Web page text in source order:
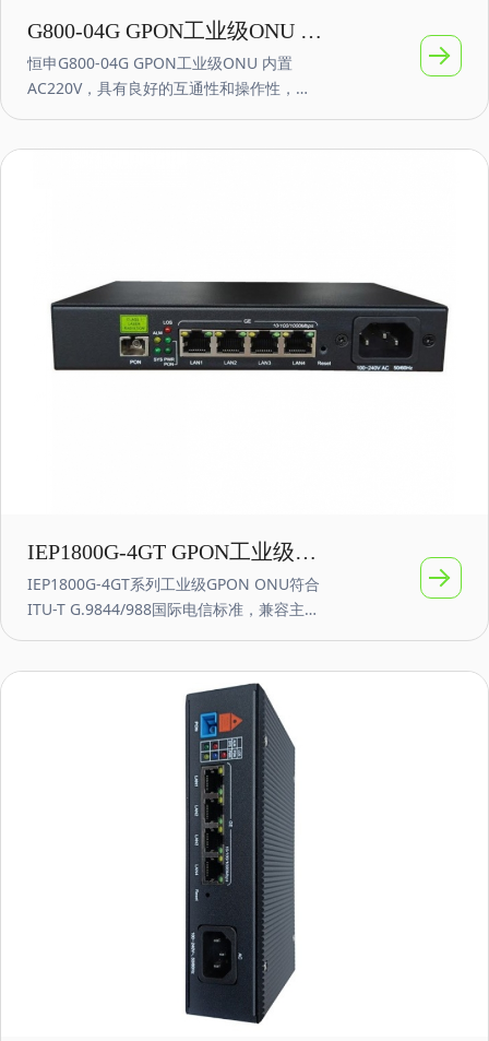
G800-04G GPON工业级ONU 内
置AC220V电源4GE四口千兆
恒申G800-04G GPON工业级ONU 内置
AC220V，具有良好的互通性和操作性，
IEP1800G-4GT GPON工业级
ONU 内置AC220V电源4GE四口
IEP1800G-4GT系列工业级GPON ONU符合
ITU-T G.9844/988国际电信标准，兼容主流
干扰，抗震防抖，满足不同的工作环境要
求，为通讯接入提供高效、可靠、快捷的解